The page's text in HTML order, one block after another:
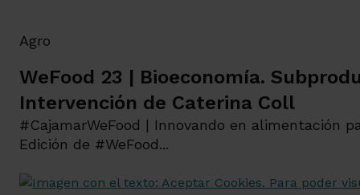
Agro
WeFood 23 | Bioeconomía.
Intervención de Caterina Coll
#CajamarWeFood | Innovando en alimentación
Edición de #WeFood...